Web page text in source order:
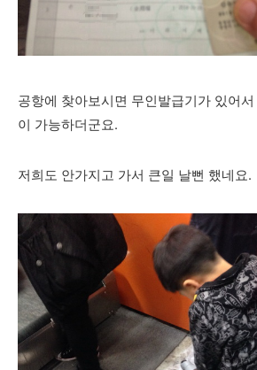
공항에 찾아보시면 무인발급기가 있어
이 가능하더군요.
저희도 안가지고 가서 큰일 날뻔 했네요.